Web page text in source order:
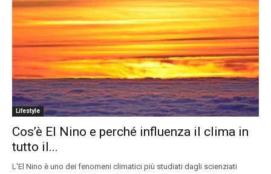
Lifestyle
Cos’è El Nino e perché influenza il clima in
tutto il...
L'El Nino è uno dei fenomeni climatici più studiati dagli scienziati